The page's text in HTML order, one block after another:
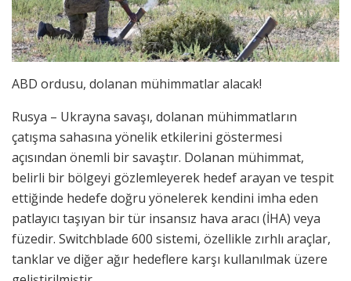
ABD ordusu, dolanan mühimmatlar alacak!
Rusya – Ukrayna savaşı, dolanan mühimmatların
çatışma sahasına yönelik etkilerini göstermesi
açısından önemli bir savaştır. Dolanan mühimmat,
belirli bir bölgeyi gözlemleyerek hedef arayan ve tespit
ettiğinde hedefe doğru yönelerek kendini imha eden
patlayıcı taşıyan bir tür insansız hava aracı (İHA) veya
füzedir. Switchblade 600 sistemi, özellikle zırhlı araçlar,
tanklar ve diğer ağır hedeflere karşı kullanılmak üzere